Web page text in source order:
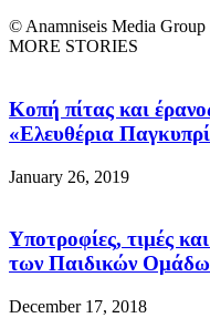
© Anamniseis Media
MORE STORIES
Κοπή πίτας και
«Ελευθέρια
January 26, 2019
Υποτροφίες, τιμές
των Παιδικών
December 17, 2018